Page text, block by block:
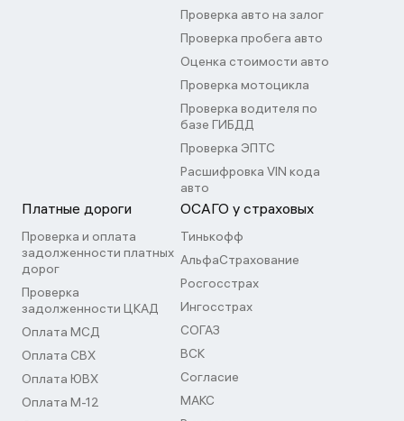
Проверка авто на залог
Проверка пробега авто
Оценка стоимости авто
Проверка мотоцикла
Проверка водителя по
базе ГИБДД
Проверка ЭПТС
Расшифровка VIN кода
авто
Платные дороги
Проверка и оплата
задолженности платных
дорог
Проверка
задолженности ЦКАД
Оплата МСД
Оплата СВХ
Оплата ЮВХ
Оплата М-12
ОСАГО у страховых
Тинькофф
АльфаСтрахование
Росгосстрах
Ингосстрах
СОГАЗ
ВСК
Согласие
МАКС